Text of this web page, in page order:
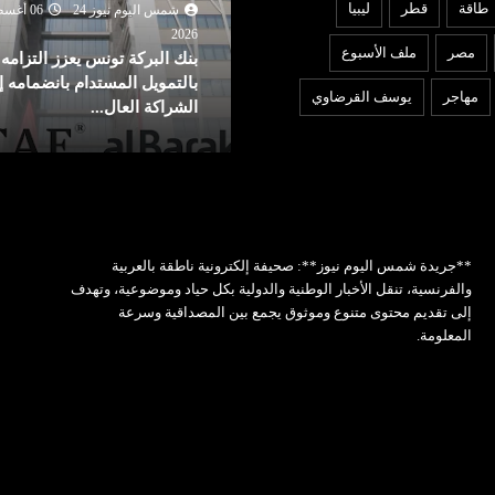
طاقة قطر ليبيا
مصر ملف الأسبوع
مهاجر يوسف القرضاوي
شمس اليوم نيوز 24
بنك البركة تونس يعزز التزامه
المستدام بانضمامه إلى
الشراكة العال...
شمس اليوم نيوز 24
06
2026
لجنة “4+4” الليبية تتوصل
بشأن تعيين رئيس مفوضية
الانتخابات
**جريدة شمس اليوم نيوز**: صحيفة إلكترونية ناطقة بالعربية
والفرنسية، تنقل الأخبار الوطنية والدولية بكل حياد وموضوعية، وتهدف
إلى تقديم محتوى متنوع وموثوق يجمع بين المصداقية وسرعة
المعلومة.